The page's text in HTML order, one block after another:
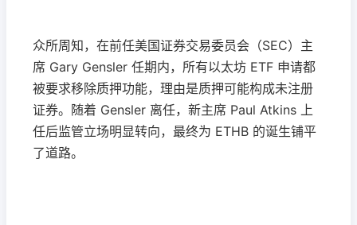
众所周知，在前任美国证券交易委员会（SEC）主
席 Gary Gensler 任期内，所有以太坊 ETF 申请都
被要求移除质押功能，理由是质押可能构成未注册
证券。随着 Gensler 离任，新主席 Paul Atkins 上
任后监管立场明显转向，最终为 ETHB 的诞生铺平
了道路。